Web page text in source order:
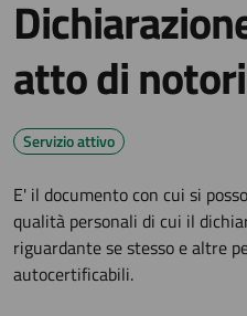
atto di
Servizio attivo
E' il documento con cui si
qualità personali di cui il
riguardante se stesso e altre
autocertificabili.